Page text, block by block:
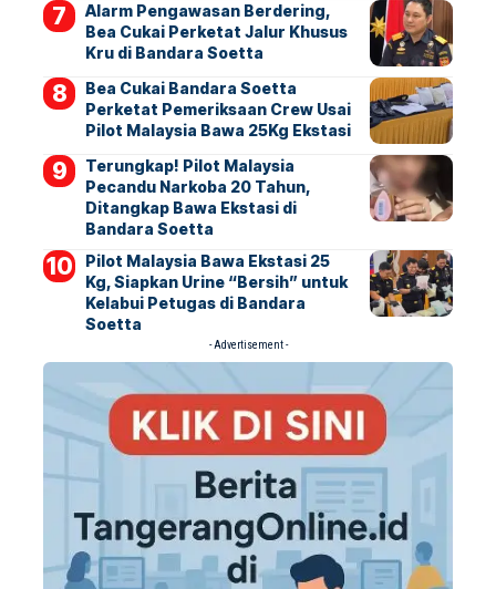
Alarm Pengawasan Berdering,
Bea Cukai Perketat Jalur Khusus
Kru di Bandara Soetta
Bea Cukai Bandara Soetta
Perketat Pemeriksaan Crew Usai
Pilot Malaysia Bawa 25Kg Ekstasi
Terungkap! Pilot Malaysia
Pecandu Narkoba 20 Tahun,
Ditangkap Bawa Ekstasi di
Bandara Soetta
Pilot Malaysia Bawa Ekstasi 25
Kg, Siapkan Urine “Bersih” untuk
Kelabui Petugas di Bandara
Soetta
- Advertisement -